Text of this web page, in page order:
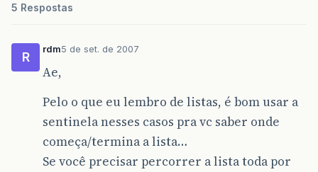
5 Respostas
R
rdm5 de set. de 2007
Ae,
Pelo o que eu lembro de listas, é bom usar a
sentinela nesses casos pra vc saber onde
começa/termina a lista…
Se você precisar percorrer a lista toda por